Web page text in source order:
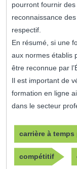
pourront fournir
reconnaissance
respectif.
En résumé, si une
aux normes établis
être reconnue par
Il est important de
formation en ligne
dans le secteur
carrière à temps
compétitif